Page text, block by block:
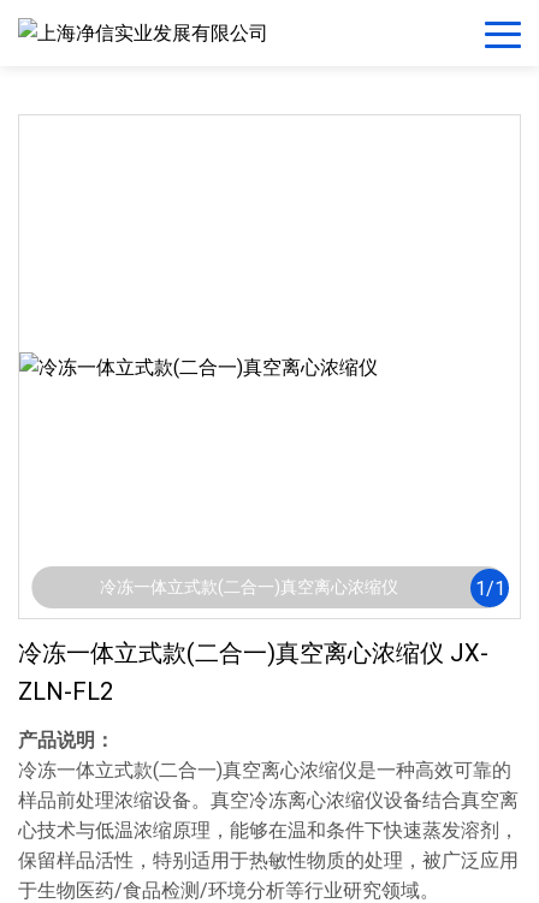
冷冻一体立式款(二合一)真空离心浓缩仪 1/1
冷冻一体立式款(二合一)真空离心浓缩仪 JX-
ZLN-FL2
产品说明：
冷冻一体立式款(二合一)真空离心浓缩仪是一种高效可靠的
样品前处理浓缩设备。真空冷冻离心浓缩仪设备结合真空离
心技术与低温浓缩原理，能够在温和条件下快速蒸发溶剂，
保留样品活性，特别适用于热敏性物质的处理，被广泛应用
于生物医药/食品检测/环境分析等行业研究领域。